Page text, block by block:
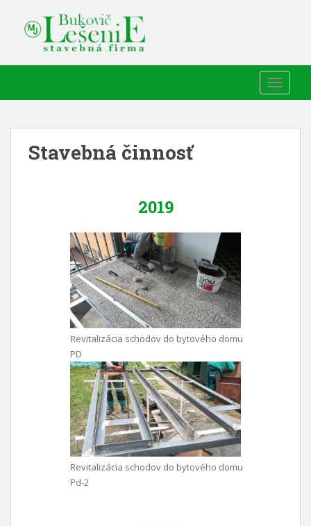
Stavebná činnosť
2019
Revitalizácia schodov do bytového domu
PD
Revitalizácia schodov do bytového domu
Pd-2